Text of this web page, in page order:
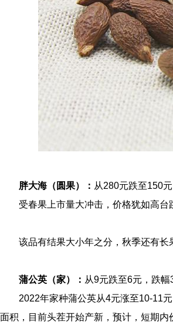
胖大海（圆果）： 从280元跌至150元
受春果上市量大冲击，价格犹如高
该品有结果大小年之分，秋季还有
蒲公英（家）： 从9元跌至6元，跌幅
2022年家种蒲公英从4元涨至10-11
面积，目前头茬开始产新，预计，短期内